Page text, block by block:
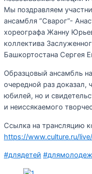
Мы поздравляем
ансамбля “Сварог”-
хореографа Жанну
коллектива
Башкортостана Сергея
Образцовый ансамбль
очередной раз доказал,
юбилей, но и
и неиссякаемого
Ссылка на трансляцию
https://www.culture.ru/
#длядетей